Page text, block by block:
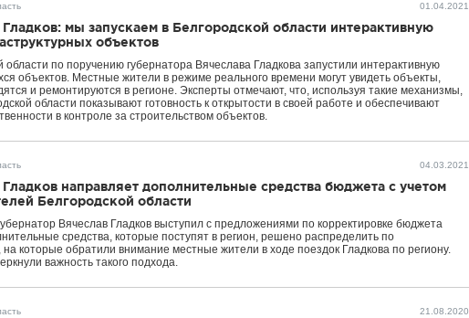
01.04.2021
Гладков: мы запускаем в Белгородской области интерактивную
объектов
области по поручению губернатора Вячеслава Гладкова запустили интерактивную
объектов. Местные жители в режиме реального времени могут увидеть объекты,
и ремонтируются в регионе. Эксперты отмечают, что, используя такие механизмы,
области показывают готовность к открытости в своей работе и обеспечивают
в контроле за строительством объектов.
04.03.2021
Гладков направляет дополнительные средства бюджета с учетом
Белгородской области
Вячеслав Гладков выступил с предложениями по корректировке бюджета
средства, которые поступят в регион, решено распределить по
которые обратили внимание местные жители в ходе поездок Гладкова по региону.
важность такого подхода.
21.08.2020